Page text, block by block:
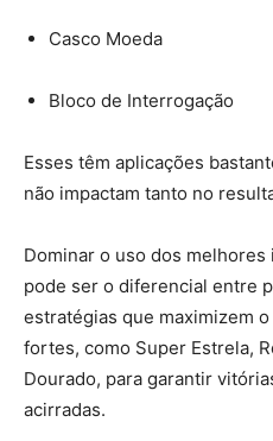
Casco Moeda
Bloco de Interrogação
Esses têm aplicações
não impactam tanto no
Dominar o uso dos
pode ser o diferencial entre
estratégias que maximizem
fortes, como Super Estrela,
Dourado, para garantir
acirradas.